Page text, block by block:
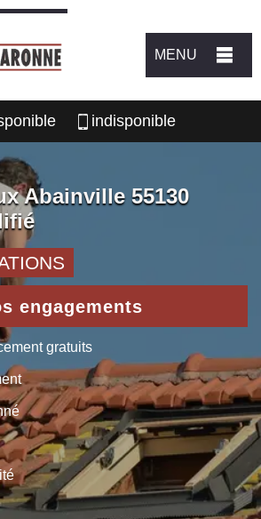
MENU
indisponible
Abainville 55130
engagements
gratuits